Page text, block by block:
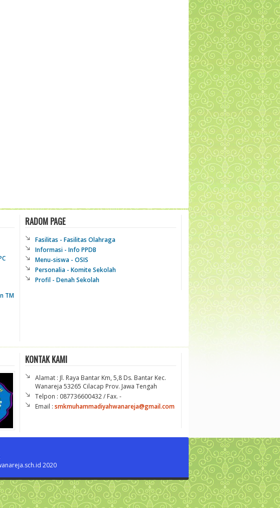
TM
RADOM PAGE
Fasilitas - Fasilitas Olahraga
Informasi - Info PPDB
Menu-siswa - OSIS
Personalia - Komite Sekolah
Profil - Denah Sekolah
KONTAK KAMI
Alamat : Jl. Raya Bantar Km, 5,8 Ds. Bantar Kec.
Wanareja 53265 Cilacap Prov. Jawa Tengah
Telpon : 087736600432 / Fax. -
Email : smkmuhammadiyahwanareja@gmail.com
2020